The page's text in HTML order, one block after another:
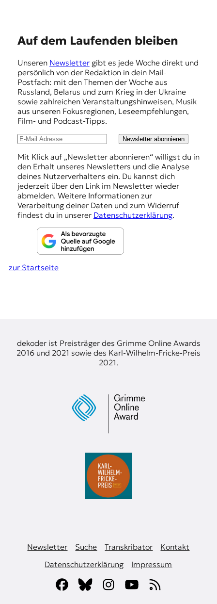
Auf dem Laufenden bleiben
Unseren Newslettergibt es jede Woche direkt und
persönlich von der Redaktion in dein Mail-
Postfach: mit den Themen der Woche aus
Russland, Belarus und zum Krieg in der Ukraine
sowie zahlreichen Veranstaltungshinweisen, Musik
aus unseren Fokusregionen, Leseempfehlungen,
Film- und Podcast-Tipps.
Newsletter abonnieren
Mit Klick auf „Newsletter abonnieren“ willigst du in
den Erhalt unseres Newsletters und die Analyse
deines Nutzerverhaltens ein. Du kannst dich
jederzeit über den Link im Newsletter wieder
abmelden. Weitere Informationen zur
Verarbeitung deiner Daten und zum Widerruf
findest du in unserer Datenschutzerklärung.
zur Startseite
dekoder ist Preisträger des Grimme Online Awards
2016 und 2021 sowie des Karl-Wilhelm-Fricke-Preis
2021.
Newsletter Suche Transkribator
Kontakt
Datenschutzerklärung
Impressum